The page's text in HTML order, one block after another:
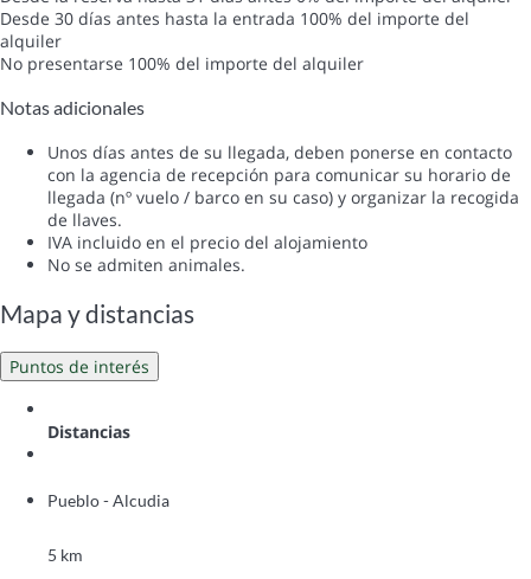
Desde 30 días antes hasta la entrada 100% del importe del
alquiler
No presentarse 100% del importe del alquiler
Notas adicionales
Unos días antes de su llegada, deben ponerse en contacto
con la agencia de recepción para comunicar su horario de
llegada (nº vuelo / barco en su caso) y organizar la recogida
de llaves.
IVA incluido en el precio del alojamiento
No se admiten animales.
Mapa y distancias
Puntos de interés
Distancias
Pueblo - Alcudia
5 km